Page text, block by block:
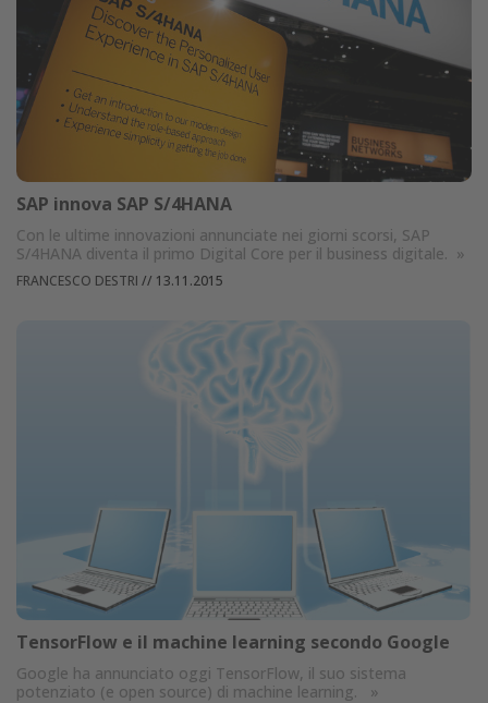
SAP innova SAP S/4HANA
Con le ultime innovazioni annunciate nei giorni scorsi, SAP
S/4HANA diventa il primo Digital Core per il business digitale. »
FRANCESCO DESTRI // 13.11.2015
TensorFlow e il machine learning secondo Google
Google ha annunciato oggi TensorFlow, il suo sistema
potenziato (e open source) di machine learning.
»